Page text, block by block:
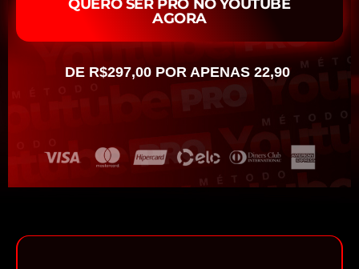
QUERO SER PRO NO YOUTUBE
AGORA
DE R$297,00 POR APENAS 22,90